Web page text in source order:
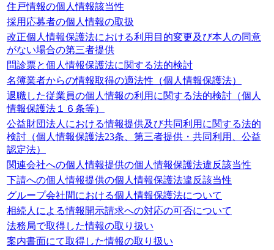
住戸情報の個人情報該当性
採用応募者の個人情報の取扱
改正個人情報保護法における利用目的変更及び本人の同意
がない場合の第三者提供
問診票と個人情報保護法に関する法的検討
名簿業者からの情報取得の適法性（個人情報保護法）
退職した従業員の個人情報の利用に関する法的検討（個人
情報保護法１６条等）
公益財団法人における情報提供及び共同利用に関する法的
検討（個人情報保護法23条、第三者提供・共同利用、公益
認定法）
関連会社への個人情報提供の個人情報保護法違反該当性
下請への個人情報提供の個人情報保護法違反該当性
グループ会社間における個人情報保護法について
相続人による情報開示請求への対応の可否について
法務局で取得した情報の取り扱い
案内書面にて取得した情報の取り扱い